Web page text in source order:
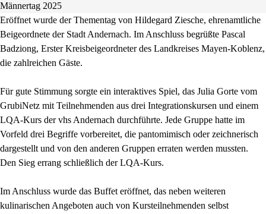
Männertag 2025
Eröffnet wurde der Thementag von Hildegard Ziesche, ehrenamtliche
Beigeordnete der Stadt Andernach. Im Anschluss begrüßte Pascal
Badziong, Erster Kreisbeigeordneter des Landkreises Mayen-Koblenz,
die zahlreichen Gäste.
Für gute Stimmung sorgte ein interaktives Spiel, das Julia Gorte vom
GrubiNetz mit Teilnehmenden aus drei Integrationskursen und einem
LQA-Kurs der vhs Andernach durchführte. Jede Gruppe hatte im
Vorfeld drei Begriffe vorbereitet, die pantomimisch oder zeichnerisch
dargestellt und von den anderen Gruppen erraten werden mussten.
Den Sieg errang schließlich der LQA-Kurs.
Im Anschluss wurde das Buffet eröffnet, das neben weiteren
kulinarischen Angeboten auch von Kursteilnehmenden selbst